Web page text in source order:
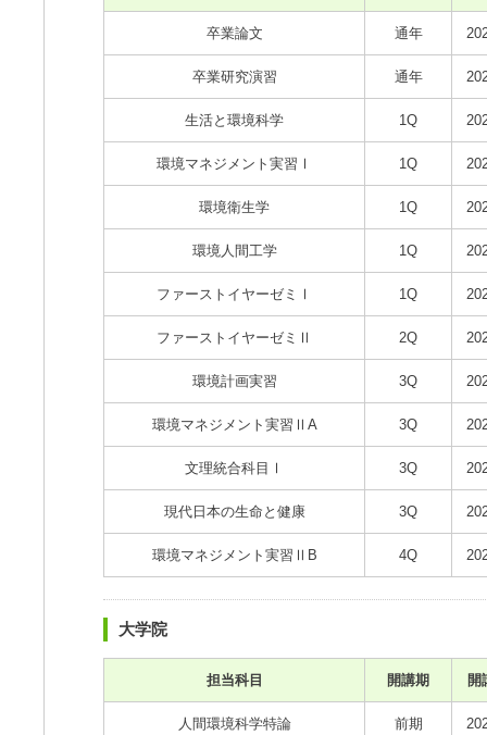
卒業論文 通年
卒業研究演習 通年
生活と環境科学 1Q
環境マネジメント実習Ⅰ 1Q
環境衛生学 1Q
環境人間工学 1Q
ファーストイヤーゼミⅠ 1Q
ファーストイヤーゼミⅡ 2Q
環境計画実習 3Q
環境マネジメント実習ⅡA 3Q
文理統合科目Ⅰ 3Q
現代日本の生命と健康 3Q
環境マネジメント実習ⅡB 4Q
大学院
担当科目 開講期 開
人間環境科学特論 前期